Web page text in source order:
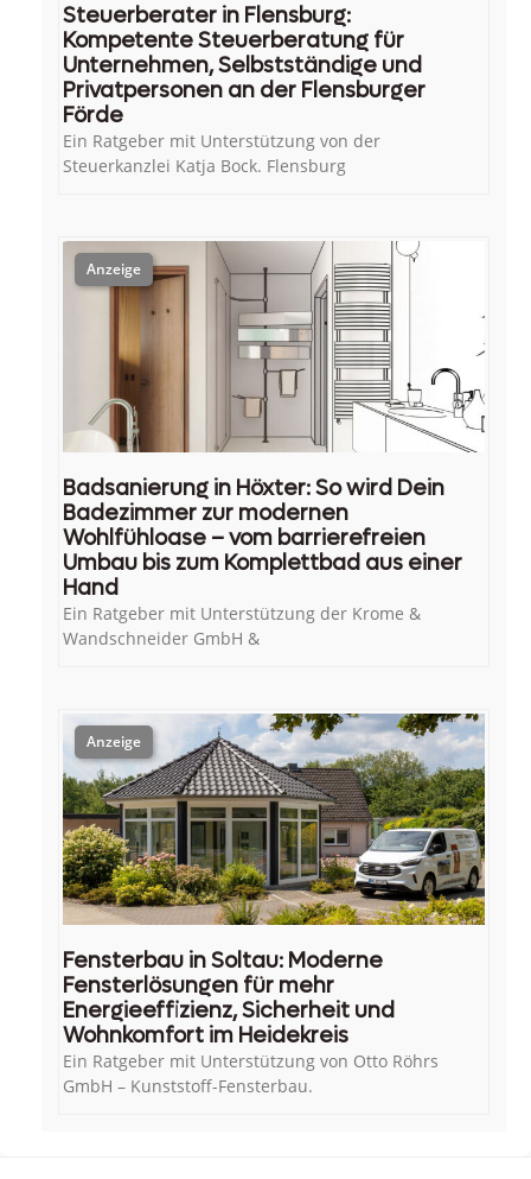
Steuerberater in Flensburg:
Kompetente Steuerberatung für
Unternehmen, Selbstständige und
Privatpersonen an der Flensburger
Förde
Ein Ratgeber mit Unterstützung von der
Steuerkanzlei Katja Bock. Flensburg
Badsanierung in Höxter: So wird Dein
Badezimmer zur modernen
Wohlfühloase – vom barrierefreien
Umbau bis zum Komplettbad aus einer
Hand
Ein Ratgeber mit Unterstützung der Krome &
Wandschneider GmbH &
Fensterbau in Soltau: Moderne
Fensterlösungen für mehr
Energieeffizienz, Sicherheit und
Wohnkomfort im Heidekreis
Ein Ratgeber mit Unterstützung von Otto Röhrs
GmbH – Kunststoff-Fensterbau.